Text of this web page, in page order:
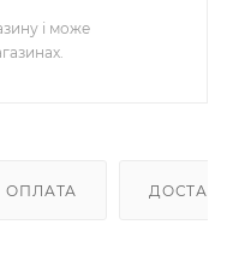
і може
ОПЛАТА